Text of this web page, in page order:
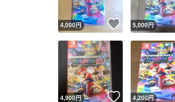
4,000円 いいね！
5,000円
4,900円 いいね！
4,200円